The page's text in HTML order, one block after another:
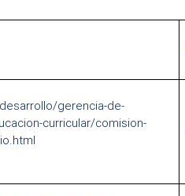
gerencia-de-
curricular/comision-